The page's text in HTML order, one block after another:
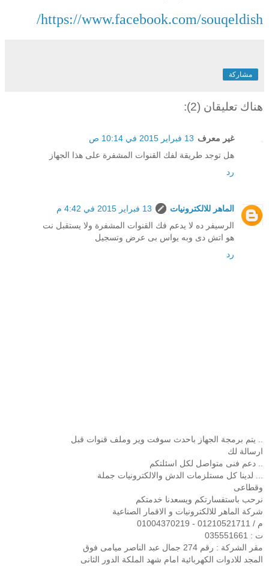
https://www.facebook.com/souqeldish/
مشاركة
هناك تعليقان (2):
غير معرف 13 فبراير 2015 في 10:14 ص
هل توجد طريقة لفك القنوات المشفرة على هذا الجهاز
رد
الماهر للالكترونيات
13 فبراير 2015 في 4:42 م
الرسيفر ده لا يدعم فك القنوات المشفرة ولا يستقبل نت
هو اتش دى وبه يواس بى عرض وتسجيل
رد
.. يتم برمجة الجهاز باحدث سوفت وير وملف قنوات قبل
ارسالة لك
.. دعم فنى متواصل لكل اسئلتكم
... لدينا كل مستلزمات الدش والالكترونيات جملة
وقطاعى
نرحب باستفسارتكم ويسعدنا خدمتكم
شركة الماهر للالكترونيات و الاقمار الصناعية
م / 01210521711 - 01004370219
ت : 035551661
مقر الشركة : رقم 274 جمال عبد الناصر ميامى فوق
المجد للادوات الكهربائية امام شهد الملكة الدور الثانى